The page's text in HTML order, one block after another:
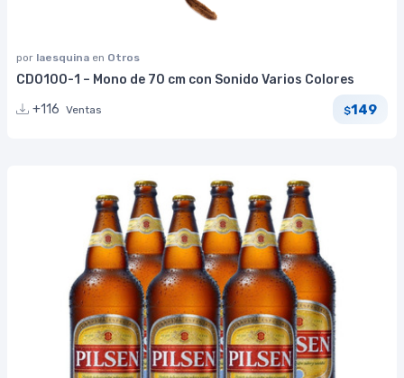
por laesquina en Otros
CD0100-1 – Mono de 70 cm con Sonido Varios Colores
+116 Ventas $149